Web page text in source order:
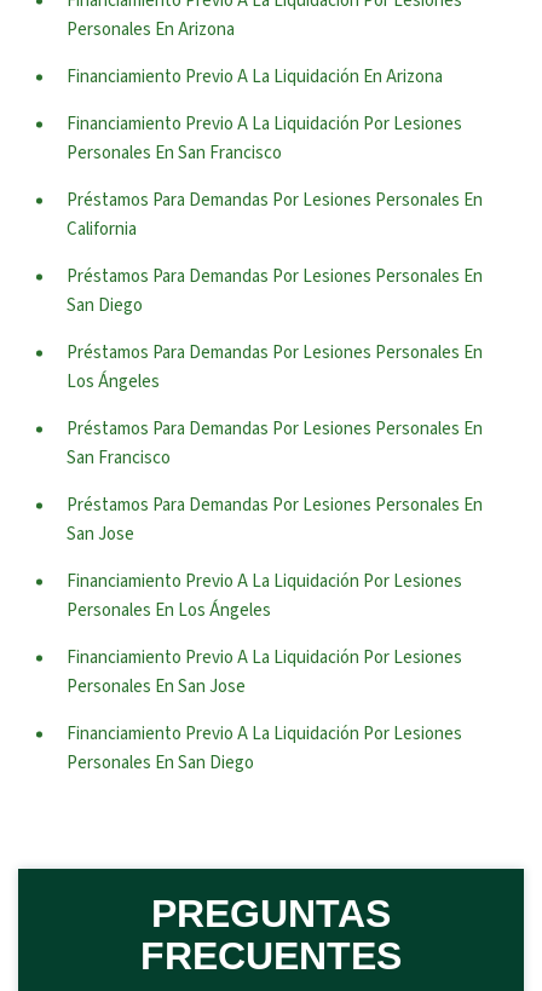
Personales En Arizona
Financiamiento Previo A La Liquidación En Arizona
Financiamiento Previo A La Liquidación Por Lesiones
Personales En San Francisco
Préstamos Para Demandas Por Lesiones Personales En
California
Préstamos Para Demandas Por Lesiones Personales En
San Diego
Préstamos Para Demandas Por Lesiones Personales En
Los Ángeles
Préstamos Para Demandas Por Lesiones Personales En
San Francisco
Préstamos Para Demandas Por Lesiones Personales En
San Jose
Financiamiento Previo A La Liquidación Por Lesiones
Personales En Los Ángeles
Financiamiento Previo A La Liquidación Por Lesiones
Personales En San Jose
Financiamiento Previo A La Liquidación Por Lesiones
Personales En San Diego
PREGUNTAS
FRECUENTES